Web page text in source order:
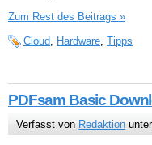
Zum Rest des Beitrags »
Cloud Hardware Tipps
PDFsam Basic
Verfasst von Redaktion